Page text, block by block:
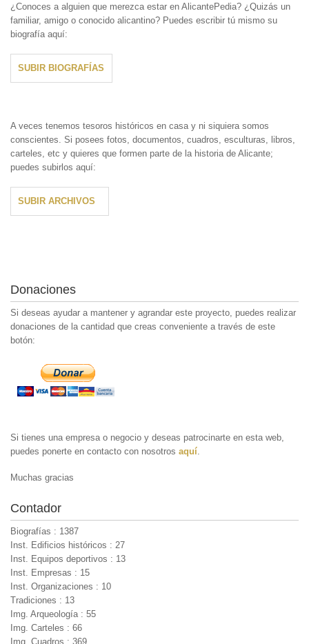
¿Conoces a alguien que merezca estar en AlicantePedia? ¿Quizás un
familiar, amigo o conocido alicantino? Puedes escribir tú mismo su
biografía aquí:
SUBIR BIOGRAFÍAS
A veces tenemos tesoros históricos en casa y ni siquiera somos
conscientes. Si posees fotos, documentos, cuadros, esculturas, libros,
carteles, etc y quieres que formen parte de la historia de Alicante;
puedes subirlos aquí:
SUBIR ARCHIVOS
Donaciones
Si deseas ayudar a mantener y agrandar este proyecto, puedes realizar
donaciones de la cantidad que creas conveniente a través de este
botón:
Si tienes una empresa o negocio y deseas patrocinarte en esta web,
puedes ponerte en contacto con nosotros aquí
Muchas gracias
Contador
Biografías : 1387
Inst. Edificios históricos : 27
Inst. Equipos deportivos : 13
Inst. Empresas : 15
Inst. Organizaciones : 10
Tradiciones : 13
Img. Arqueología : 55
Img. Carteles : 66
Img. Cuadros : 369